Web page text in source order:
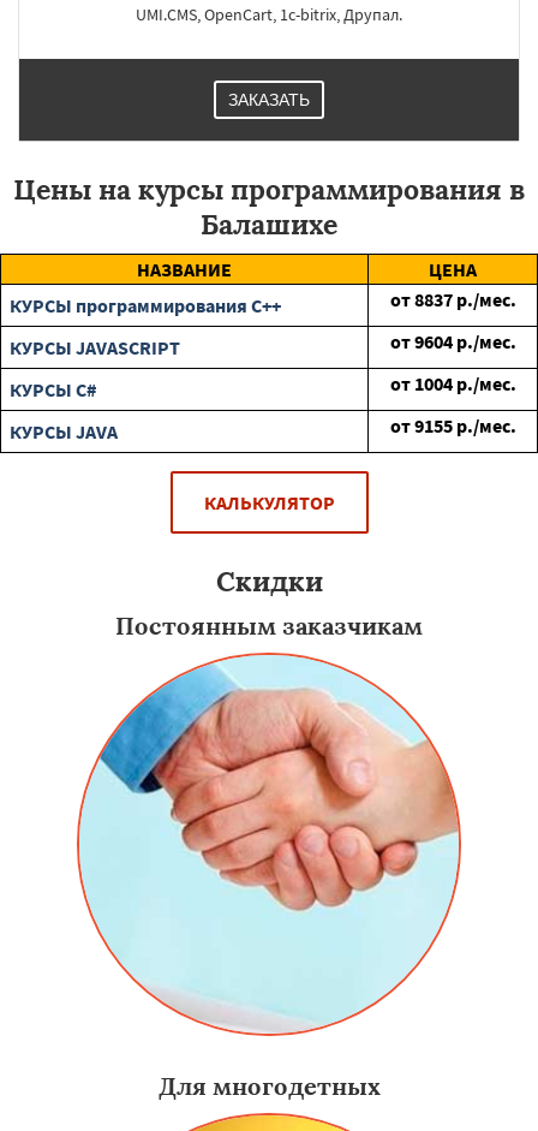
UMI.CMS, OpenCart, 1c-bitrix, Друпал.
ЗАКАЗАТЬ
Цены на курсы программирования в
Балашихе
НАЗВАНИЕ
ЦЕНА
КУРСЫ программирования C++
от8837 р./мес.
КУРСЫ JAVASCRIPT
от9604 р./мес.
КУРСЫ C#
от 1004 р./мес.
КУРСЫ JAVA
от9155 р./мес.
КАЛЬКУЛЯТОР
Скидки
Постоянным заказчикам
Для многодетных